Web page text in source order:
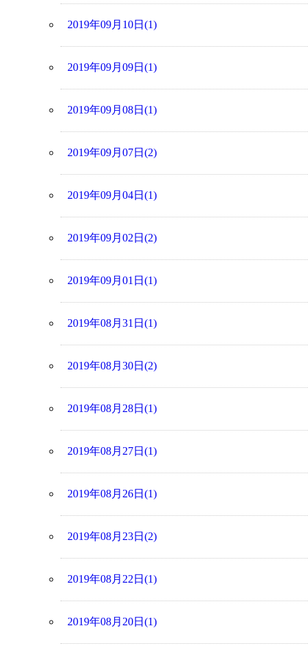
2019年09月10日(1)
2019年09月09日(1)
2019年09月08日(1)
2019年09月07日(2)
2019年09月04日(1)
2019年09月02日(2)
2019年09月01日(1)
2019年08月31日(1)
2019年08月30日(2)
2019年08月28日(1)
2019年08月27日(1)
2019年08月26日(1)
2019年08月23日(2)
2019年08月22日(1)
2019年08月20日(1)